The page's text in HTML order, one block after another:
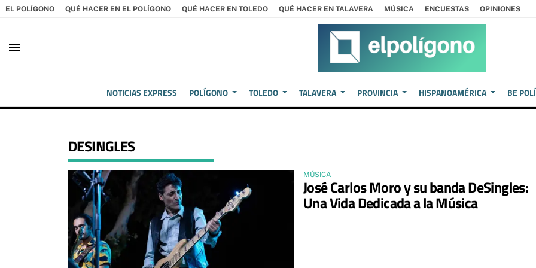
EL POLÍGONO QUÉ HACER EN EL POLÍGONO QUÉ HACER EN TOLEDO QUÉ HACER EN TALAVERA MÚSICA ENCUESTAS OPINIONES
menu
NOTICIAS EXPRESS POLÍGONO TOLEDO TALAVERA PROVINCIA HISPANOAMÉRICA BE
DESINGLES
MÚSICA
José Carlos Moro y su banda DeSingles:
Una Vida Dedicada a la Música